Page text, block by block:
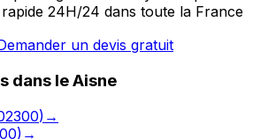
24H/24 dans toute la France
un devis gratuit
dans leAisne
) →
) →